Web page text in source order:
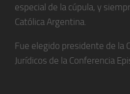
especial de la cúpula, y
Católica Argentina.
Fue elegido presidente de la
Jurídicos de la Conferencia